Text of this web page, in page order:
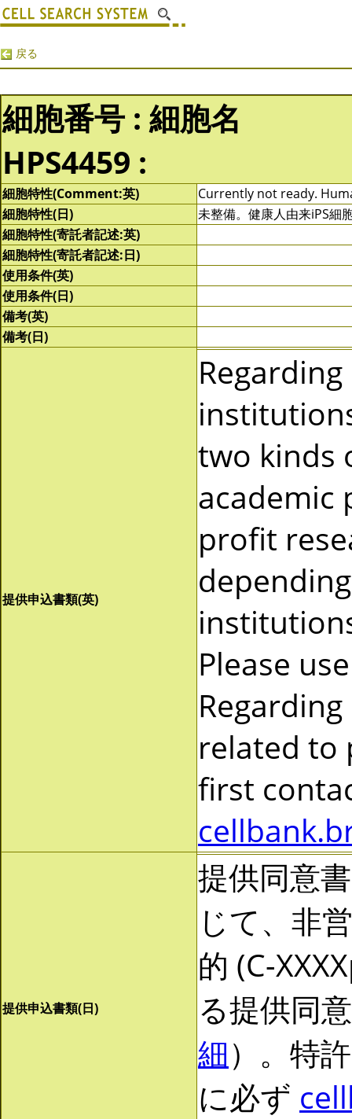
戻る
細胞番号 : 細胞名
HPS4459 :
細胞特性(Comment:英)
Currently not ready.
細胞特性(日)
未整備。健康人由来iPS細
細胞特性(寄託者記述:英)
細胞特性(寄託者記述:日)
使用条件(英)
使用条件(日)
備考(英)
備考(日)
提供申込書類(英)
two kinds
academic
profit
Please
related to
first
提供申込書類(日)
提供同意
じて、非
的 (C-
る提供同
細）。特
に必ず